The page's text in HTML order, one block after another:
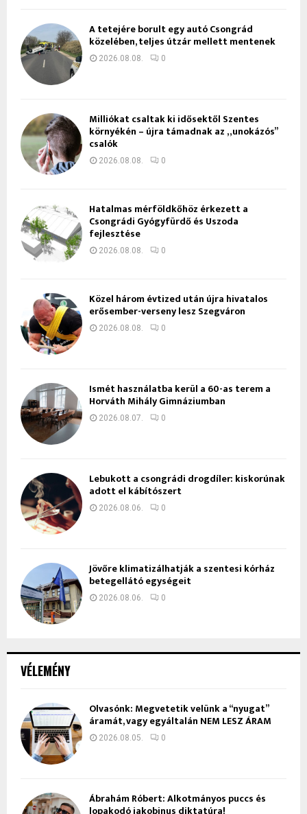
VÉLEMÉNY
Olvasónk: Megvetetik velünk a “nyugat”
áramát, vagy egyáltalán NEM LESZ ÁRAM
2026.08.05. 0
Ábrahám Róbert: Alkotmányos puccs és
lopakodó jakobinus diktatúra!
A tetejére borult egy autó Csongrád
közelében, teljes útzár mellett mentenek
2026.08.08. 0
Milliókat csaltak ki idősektől Szentes
környékén – újra támadnak az „unokázós”
csalók
2026.08.08. 0
Hatalmas mérföldkőhöz érkezett a
Csongrádi Gyógyfürdő és Uszoda
fejlesztése
2026.08.08. 0
Közel három évtized után újra hivatalos
erősember-verseny lesz Szegváron
2026.08.08. 0
Ismét használatba kerül a 60-as terem a
Horváth Mihály Gimnáziumban
2026.08.07. 0
Lebukott a csongrádi drogdíler: kiskorúnak
adott el kábítószert
2026.08.06. 0
Jövőre klimatizálhatják a szentesi kórház
betegellátó egységeit
2026.08.06. 0